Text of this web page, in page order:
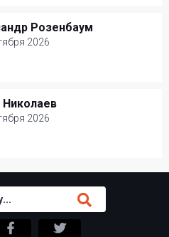
Розенбаум
2026
Розенбаум
Николаев
2026